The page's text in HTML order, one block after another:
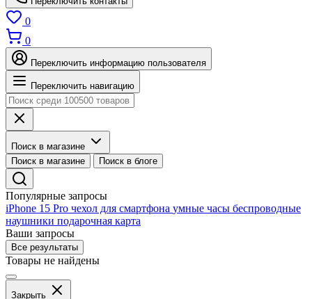
0
0
Переключить информацию пользователя
Переключить навигацию
Поиск в магазине
Поиск в магазине
Поиск в блоге
Популярные запросы
iPhone 15 Pro чехол для смартфона умные часы беспроводные
наушники подарочная карта
Ваши запросы
Все результаты
Товары не найдены
Закрыть